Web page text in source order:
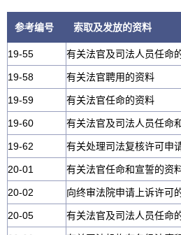
参考编号 索取及发放的资料
19-55 有关法官及司法人员任命
19-58 有关法官聘用的资料
19-59 有关法官任命的资料
19-60 有关法官及司法人员任命
19-62 有关处理司法复核许可申
20-01 有关法官任命和宣誓的资
20-02 向终审法院申请上诉许可
20-05 有关法官及司法人员任命